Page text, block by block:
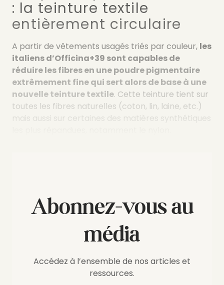
: la teinture textile
entièrement circulaire
A partir de vêtements usagés triés par couleur, les
italiens d’Officina+39 sont capables de
réduire les fibres en une poudre pigmentaire
extrêmement fine qui sert alors de base à une
nouvelle teinture textile. Cette teinture tient sur
toutes les fibres naturelles (coton, lin, laine, etc.)
mais aussi sur certaines des matières synthétiques
Abonnez-vous au
média
Accédez à l’ensemble de nos articles et
ressources.